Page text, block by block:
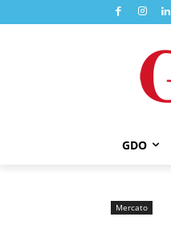
GDO
Mercato